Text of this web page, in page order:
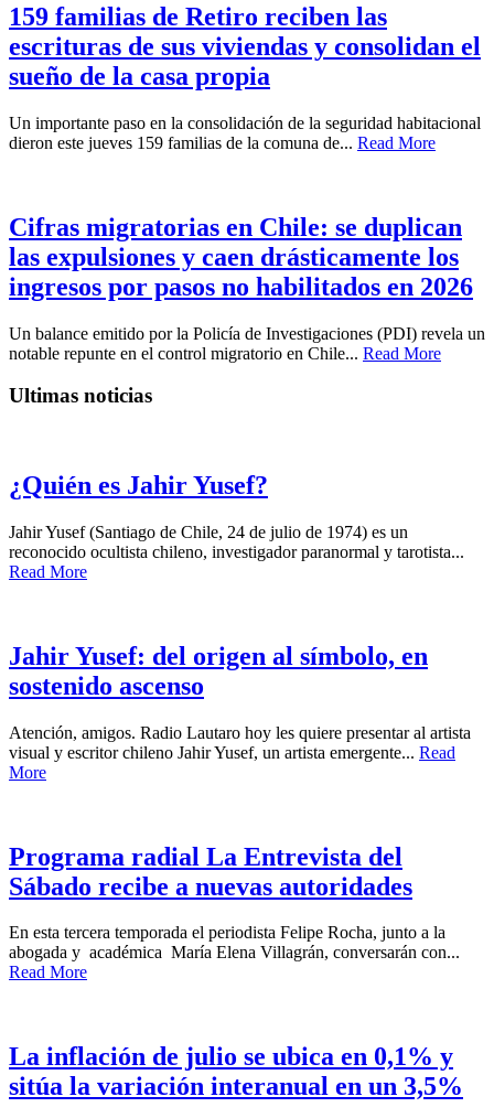
159 familias de Retiro reciben las
escrituras de sus viviendas y consolidan el
sueño de la casa propia
Un importante paso en la consolidación de la seguridad habitacional
dieron este jueves 159 familias de la comuna de... Read More
Cifras migratorias en Chile: se duplican
las expulsiones y caen drásticamente los
ingresos por pasos no habilitados en 2026
Un balance emitido por la Policía de Investigaciones (PDI) revela un
notable repunte en el control migratorio en Chile... Read More
Ultimas noticias
¿Quién es Jahir Yusef?
Jahir Yusef (Santiago de Chile, 24 de julio de 1974) es un
reconocido ocultista chileno, investigador paranormal y tarotista...
Read More
Jahir Yusef: del origen al símbolo, en
sostenido ascenso
Atención, amigos. Radio Lautaro hoy les quiere presentar al artista
visual y escritor chileno Jahir Yusef, un artista emergente... Read
More
Programa radial La Entrevista del
Sábado recibe a nuevas autoridades
En esta tercera temporada el periodista Felipe Rocha, junto a la
abogada y académica María Elena Villagrán, conversarán con...
Read More
La inflación de julio se ubica en 0,1% y
sitúa la variación interanual en un 3,5%